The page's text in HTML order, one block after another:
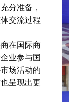
分准备，
交流过程
在国际商
业参与国
场活动的
呈现出更